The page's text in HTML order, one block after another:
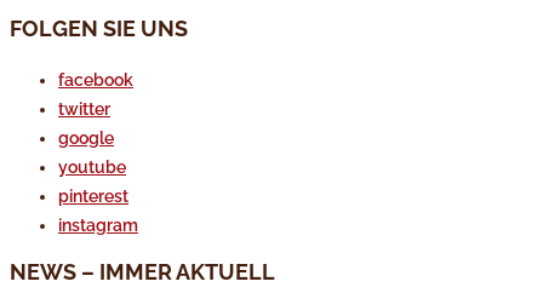
FOLGEN SIE UNS
facebook
twitter
google
youtube
pinterest
instagram
NEWS – IMMER AKTUELL